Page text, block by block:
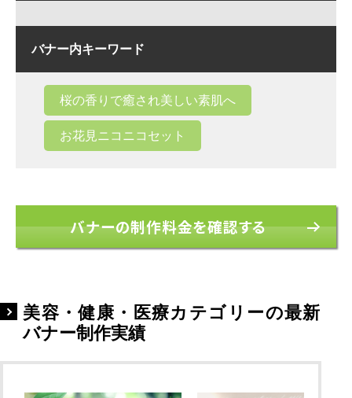
バナー内キーワード
桜の香りで癒され美しい素肌へ
お花見ニコニコセット
バナーの制作料金を確認する
美容・健康・医療カテゴリーの最新
バナー制作実績